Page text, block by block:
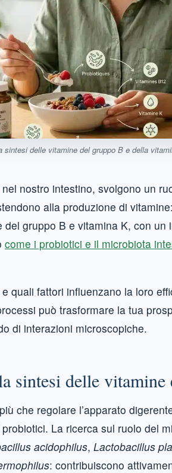
delle vitamine del gruppo B e della
nostro intestino, svolgono un
alla produzione di
gruppo B e vitamina K, con un
come i probiotici e il microbiota
quali fattori influenzano la loro
può trasformare la tua
di interazioni microscopiche.
sintesi delle vitamine
che regolare l’apparato
La ricerca sul ruolo del
acidophilus, Lactobacillus
: contribuiscono
–10%
Sur votre
formulaire
OBTENIR
recevoir les